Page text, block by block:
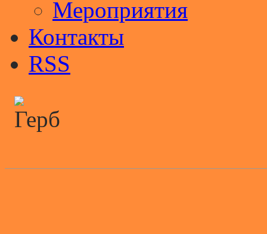
Мероприятия
Контакты
RSS